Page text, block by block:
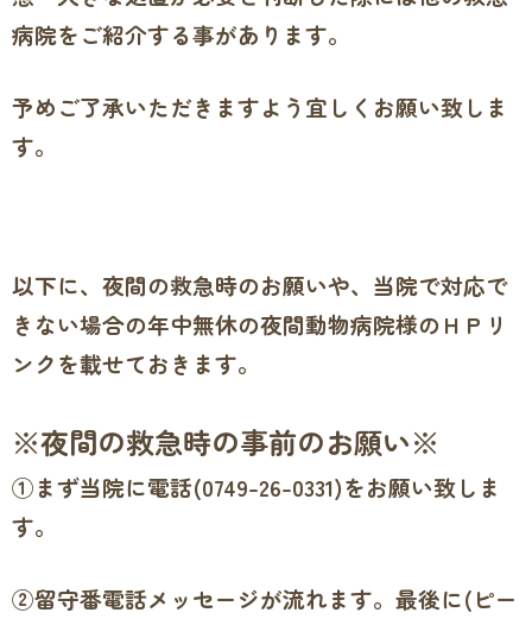
病院をご紹介する事があります。
予めご了承いただきますよう宜しくお願い致しま
す。
以下に、夜間の救急時のお願いや、当院で対応で
きない場合の年中無休の夜間動物病院様のＨＰリ
ンクを載せておきます。
※夜間の救急時の事前のお願い※
①まず当院に電話(0749-26-0331)をお願い致しま
す。
②留守番電話メッセージが流れます。最後に(ピー